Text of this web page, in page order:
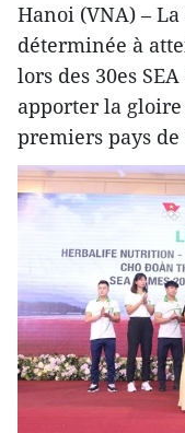
Hanoi (VNA) –
déterminée à
lors des 30es
apporter la
premiers pays